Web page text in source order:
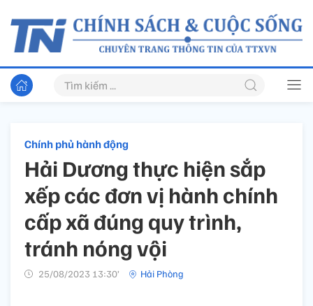
Chính phủ hành động
Hải Dương thực hiện sắp
xếp các đơn vị hành chính
cấp xã đúng quy trình,
tránh nóng vội
25/08/2023 13:30’ Hải Phòng